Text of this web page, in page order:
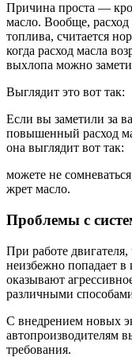
Причина проста —
масло. Вообще, расход
топлива, считается
когда расход масла
выхлопа можно
Выглядит это вот так:
Если вы заметили за
повышенный расход
она выглядит вот так:
можете не
жрет масло.
Проблемы с
При работе
неизбежно попадает в
оказывают
различными
С внедрением новых
автопроизводителям
требования.